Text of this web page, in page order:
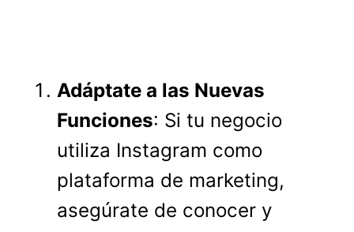
Adáptate a las Nuevas
Funciones: Si tu negocio
utiliza Instagram como
plataforma de marketing,
asegúrate de conocer y